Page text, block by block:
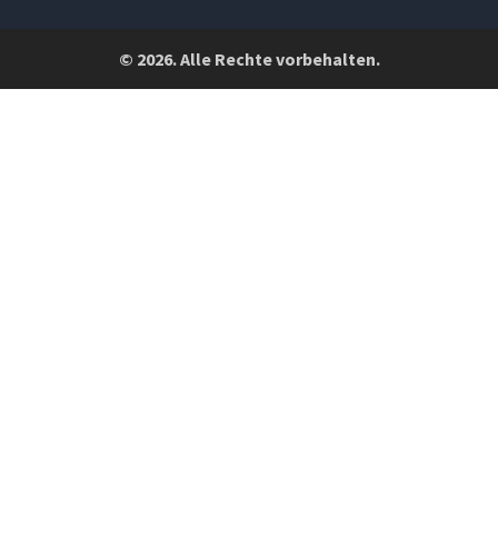
© 2026. Alle Rechte vorbehalten.